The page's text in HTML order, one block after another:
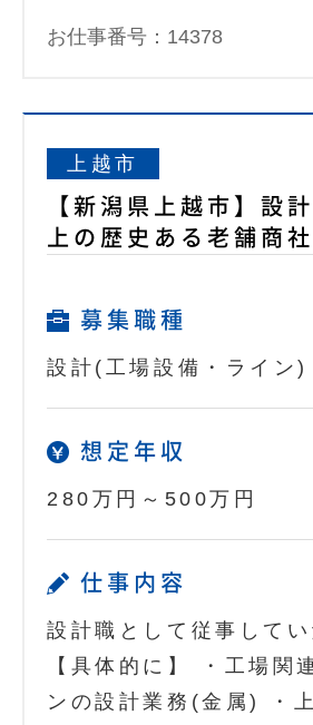
お仕事番号：14378
上越市
【新潟県上越市】設
上の歴史ある老舗商社
募集職種
設計(工場設備・ライン)
想定年収
280万円～500万円
仕事内容
設計職として従事してい
【具体的に】 ・工場関
ンの設計業務(金属) ・